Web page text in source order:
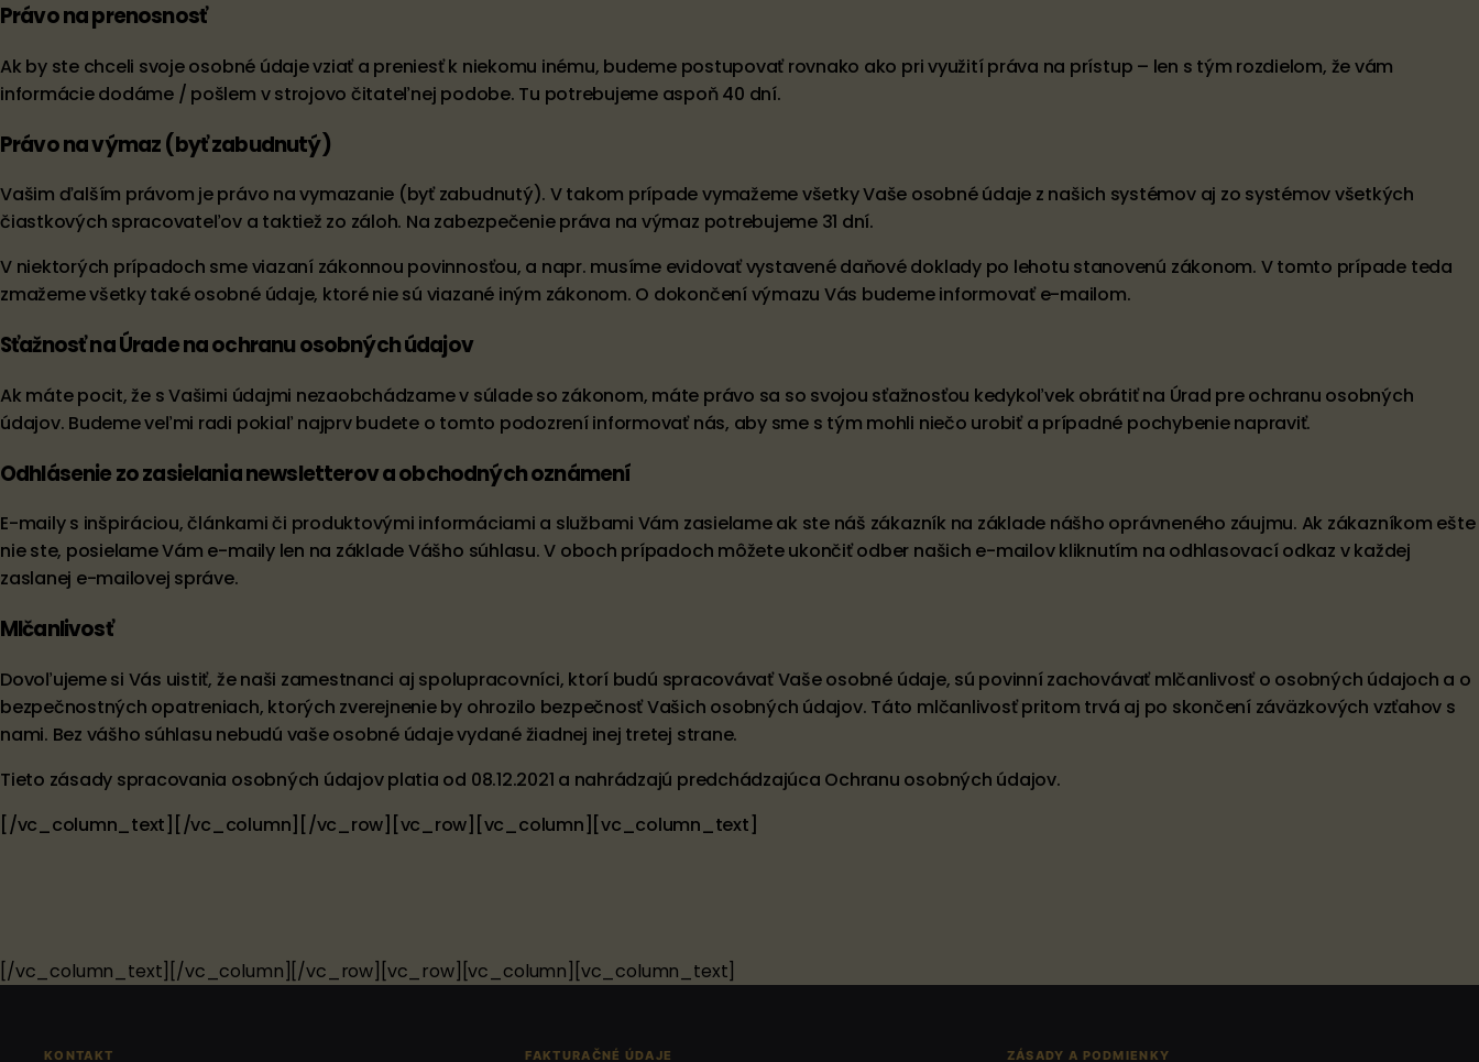
Právo na prenosnosť
Ak by ste chceli svoje osobné údaje vziať a preniesť k niekomu inému, budeme postupovať rovnako ako pri využití práva na prístup – len s tým rozdielom, že vám
informácie dodáme / pošlem v strojovo čitateľnej podobe. Tu potrebujeme aspoň 40 dní.
Právo na výmaz (byť zabudnutý)
Vašim ďalším právom je právo na vymazanie (byť zabudnutý). V takom prípade vymažeme všetky Vaše osobné údaje z našich systémov aj zo systémov všetkých
čiastkových spracovateľov a taktiež zo záloh. Na zabezpečenie práva na výmaz potrebujeme 31 dní.
V niektorých prípadoch sme viazaní zákonnou povinnosťou, a napr. musíme evidovať vystavené daňové doklady po lehotu stanovenú zákonom. V tomto prípade teda
zmažeme všetky také osobné údaje, ktoré nie sú viazané iným zákonom. O dokončení výmazu Vás budeme informovať e-mailom.
Sťažnosť na Úrade na ochranu osobných údajov
Ak máte pocit, že s Vašimi údajmi nezaobchádzame v súlade so zákonom, máte právo sa so svojou sťažnosťou kedykoľvek obrátiť na Úrad pre ochranu osobných
údajov. Budeme veľmi radi pokiaľ najprv budete o tomto podozrení informovať nás, aby sme s tým mohli niečo urobiť a prípadné pochybenie napraviť.
Odhlásenie zo zasielania newsletterov a obchodných oznámení
E-maily s inšpiráciou, článkami či produktovými informáciami a službami Vám zasielame ak ste náš zákazník na základe nášho oprávneného záujmu. Ak zákazníkom ešte
nie ste, posielame Vám e-maily len na základe Vášho súhlasu. V oboch prípadoch môžete ukončiť odber našich e-mailov kliknutím na odhlasovací odkaz v každej
zaslanej e-mailovej správe.
Mlčanlivosť
Dovoľujeme si Vás uistiť, že naši zamestnanci aj spolupracovníci, ktorí budú spracovávať Vaše osobné údaje, sú povinní zachovávať mlčanlivosť o osobných údajoch a o
bezpečnostných opatreniach, ktorých zverejnenie by ohrozilo bezpečnosť Vašich osobných údajov. Táto mlčanlivosť pritom trvá aj po skončení záväzkových vzťahov s
nami. Bez vášho súhlasu nebudú vaše osobné údaje vydané žiadnej inej tretej strane.
Tieto zásady spracovania osobných údajov platia od 08.12.2021 a nahrádzajú predchádzajúca Ochranu osobných údajov.
[/vc_column_text][/vc_column][/vc_row][vc_row][vc_column][vc_column_text]
[/vc_column_text][/vc_column][/vc_row][vc_row][vc_column][vc_column_text]
KONTAKT FAKTURAČNÉ ÚDAJE ZÁSADY A PODMIENKY